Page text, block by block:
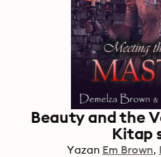
Beauty and the
Kitap
Yazan Em Brown